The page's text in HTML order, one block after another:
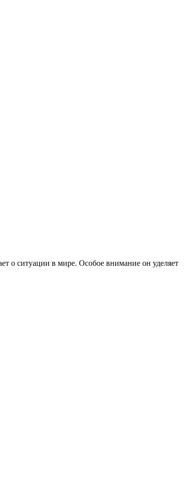
о ситуации в мире. Особое внимание он уделяет